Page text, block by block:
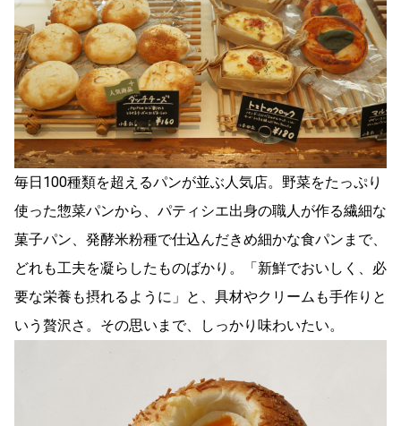
毎日100種類を超えるパンが並ぶ人気店。野菜をたっぷり
使った惣菜パンから、パティシエ出身の職人が作る繊細な
菓子パン、発酵米粉種で仕込んだきめ細かな食パンまで、
どれも工夫を凝らしたものばかり。「新鮮でおいしく、必
要な栄養も摂れるように」と、具材やクリームも手作りと
いう贅沢さ。その思いまで、しっかり味わいたい。